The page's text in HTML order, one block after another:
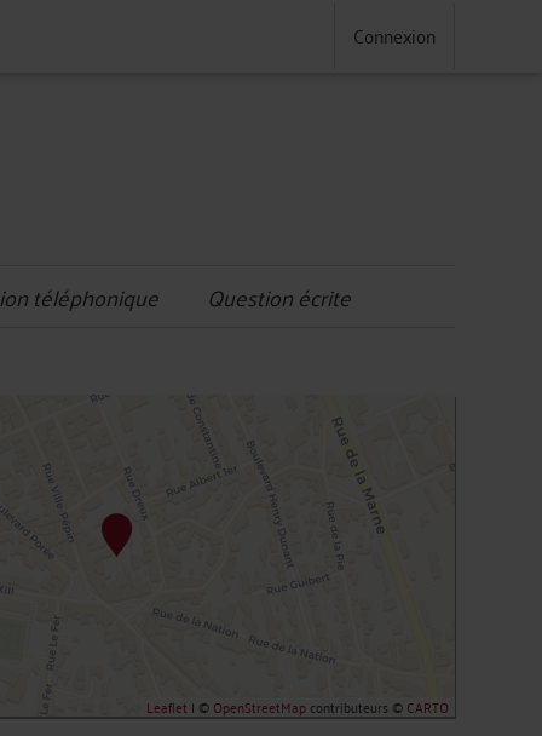
Connexion
téléphonique Question écrite
Leaflet | ©OpenStreetMapcontributeurs ©CARTO